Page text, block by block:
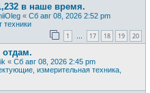
в наше время.
« Сб авг 08, 2026 2:52 pm
техники
1 17 18 19 20
отдам.
« Сб авг 08, 2026 2:45 pm
измерительная техника,